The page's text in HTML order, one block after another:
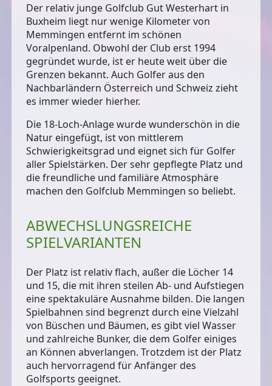
Der relativ junge Golfclub Gut Westerhart in
Buxheim liegt nur wenige Kilometer von
Memmingen entfernt im schönen
Voralpenland. Obwohl der Club erst 1994
gegründet wurde, ist er heute weit über die
Grenzen bekannt. Auch Golfer aus den
Nachbarländern Österreich und Schweiz zieht
es immer wieder hierher.
Die 18-Loch-Anlagewurde wunderschön in die
Natur eingefügt, ist von mittlerem
Schwierigkeitsgrad und eignet sichfür Golfer
aller Spielstärken. Der sehr gepflegte Platz und
die freundliche und familiäre Atmosphäre
machen den Golfclub Memmingen so beliebt.
ABWECHSLUNGSREICHE
SPIELVARIANTEN
Der Platz ist relativ flach, außer die Löcher 14
und 15, die mit ihren steilen Ab- und Aufstiegen
eine spektakuläre Ausnahme bilden. Die langen
Spielbahnen sind begrenzt durch eine Vielzahl
von Büschen und Bäumen, es gibt viel Wasser
und zahlreiche Bunker, die dem Golfer einiges
an Können abverlangen. Trotzdem ist der Platz
auch hervorragend für Anfänger des
Golfsports geeignet.